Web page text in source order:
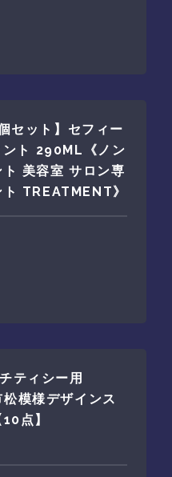
セット】セフィー
ト 290ML《ノン
美容室 サロン専
TREATMENT》
ティシー用
模様デザインス
点】